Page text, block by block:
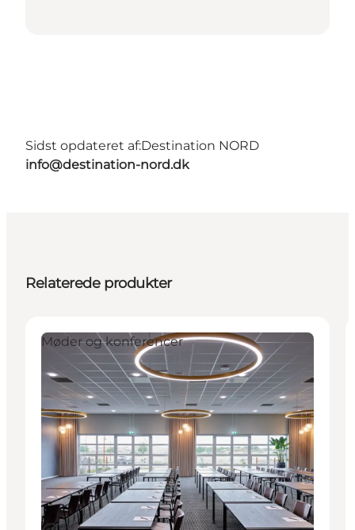
Sidst opdateret af:Destination NORD
info@destination-nord.dk
Relaterede produkter
Møder og konferencer